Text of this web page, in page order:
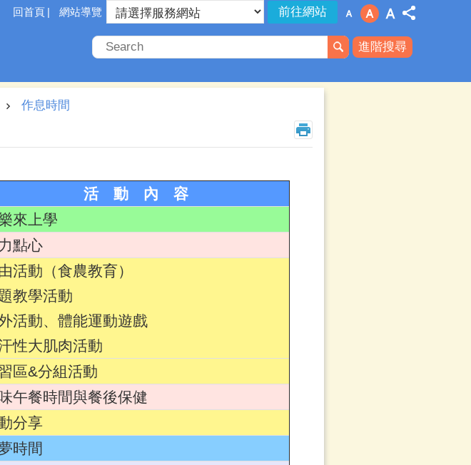
回首頁 網站導覽
進階搜尋
作息時間
活 動 內 容
來上學
點心
活動（食農教育）
教學活動
活動、體能運動遊戲
性大肌肉活動
區&分組活動
午餐時間與餐後保健
分享
時間